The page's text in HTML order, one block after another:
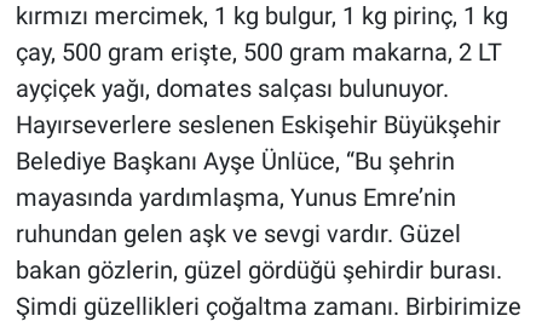
kırmızı mercimek, 1 kg bulgur, 1 kg pirinç, 1 kg
çay, 500 gram erişte, 500 gram makarna, 2 LT
ayçiçek yağı, domates salçası bulunuyor.
Hayırseverlere seslenen Eskişehir Büyükşehir
Belediye Başkanı Ayşe Ünlüce, “Bu şehrin
mayasında yardımlaşma, Yunus Emre’nin
ruhundan gelen aşk ve sevgi vardır. Güzel
bakan gözlerin, güzel gördüğü şehirdir burası.
Şimdi güzellikleri çoğaltma zamanı. Birbirimize